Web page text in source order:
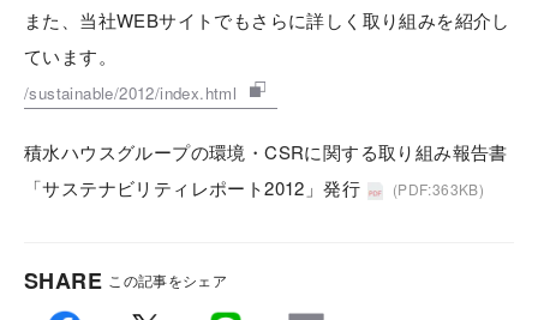
また、当社WEBサイトでもさらに詳しく取り組みを紹介し
ています。
/sustainable/2012/index.html
積水ハウスグループの環境・CSRに関する取り組み報告書
「サステナビリティレポート2012」発行
(PDF:363KB)
SHARE この記事をシェア